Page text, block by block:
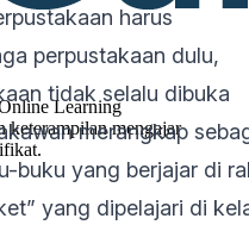
harus
perpustakaan dulu,
tidak selalu dibuka
merangkap
buku yang berjajar di
yang dipelajari di
Learning
mengajar